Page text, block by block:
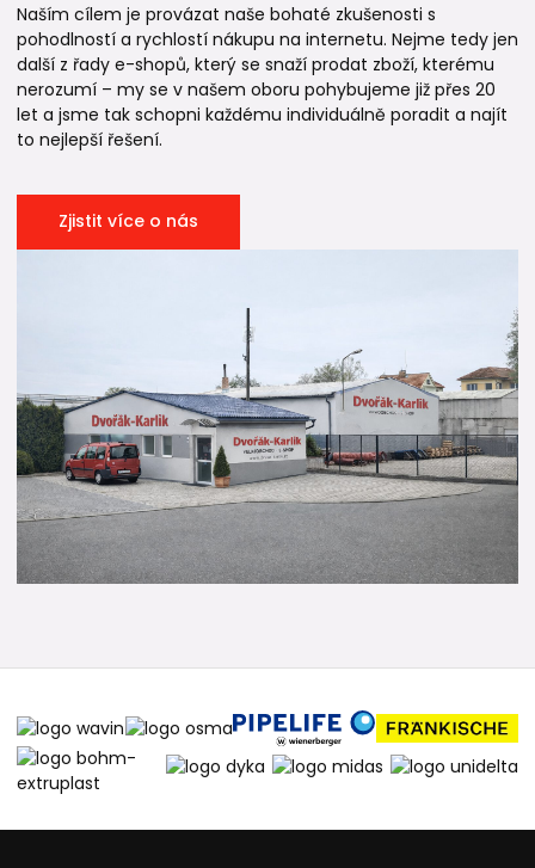
Naším cílem je provázat naše bohaté zkušenosti s
pohodlností a rychlostí nákupu na internetu. Nejme tedy jen
další z řady e-shopů, který se snaží prodat zboží, kterému
nerozumí – my se v našem oboru pohybujeme již přes 20
let a jsme tak schopni každému individuálně poradit a najít
to nejlepší řešení.
Zjistit více o nás